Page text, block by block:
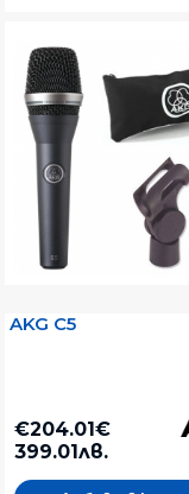
AKG C5
€204.01€
399.01лв.